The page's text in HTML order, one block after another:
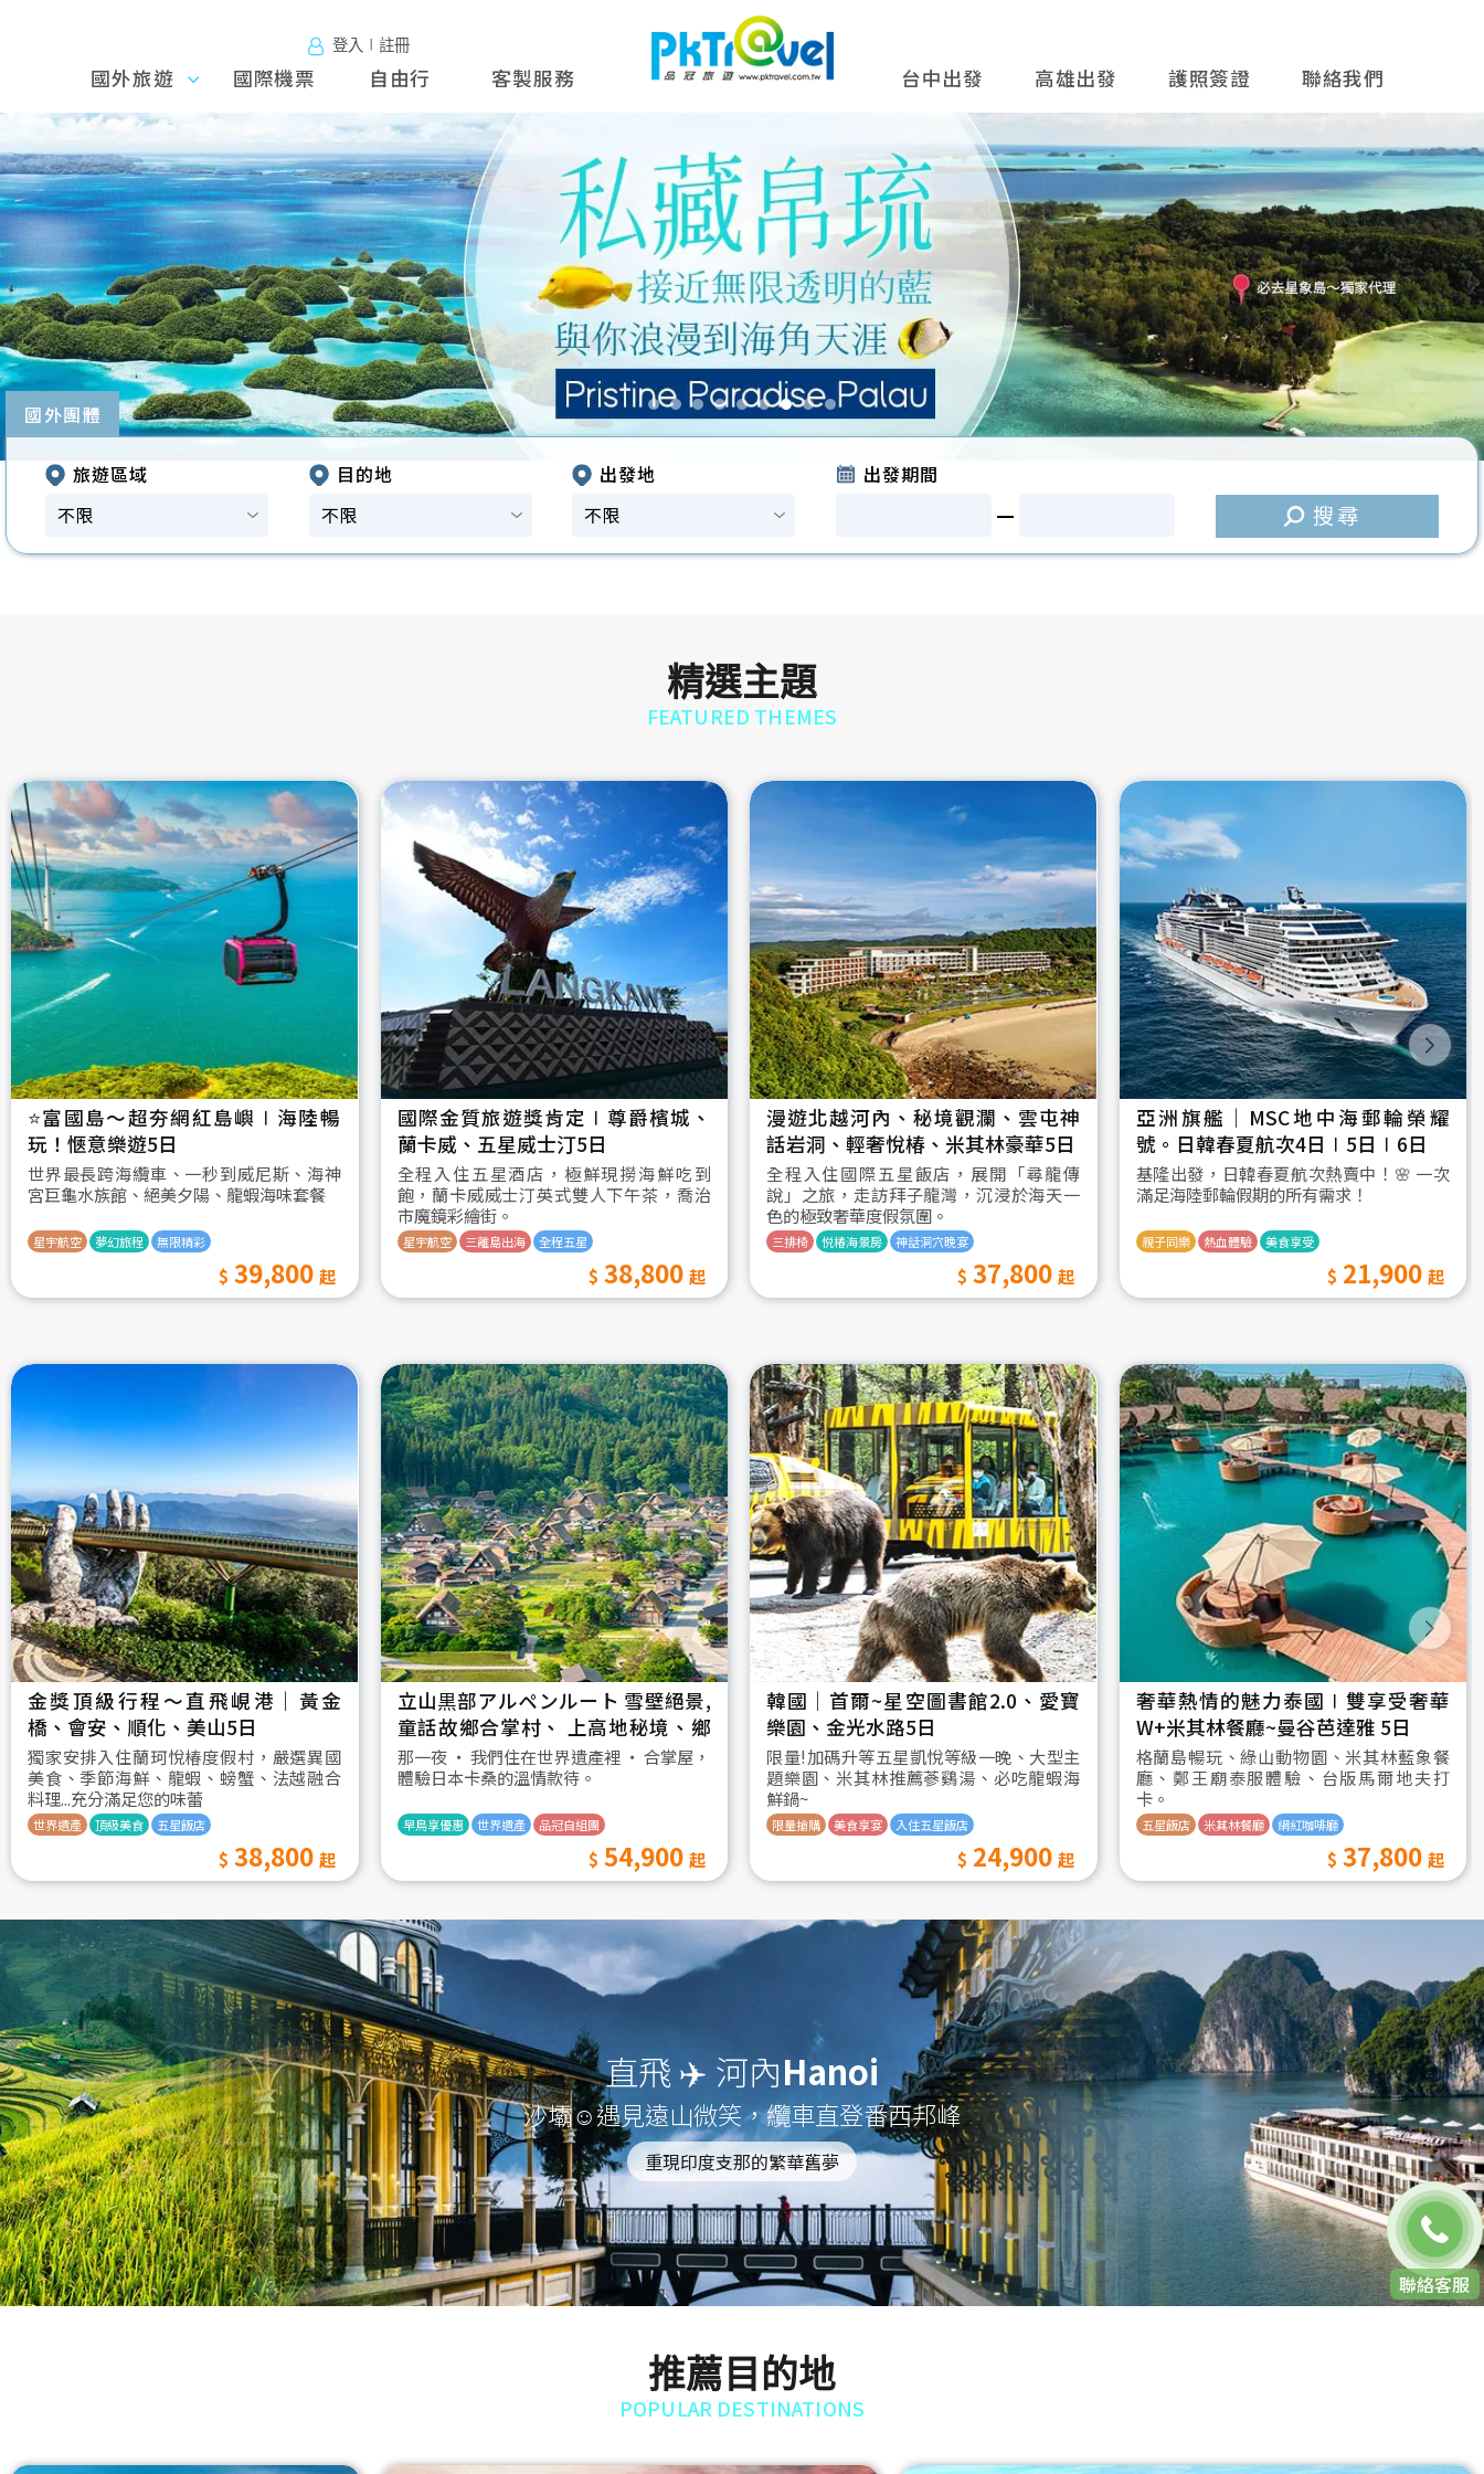
登入∣註冊
國外旅
遊
國外旅遊 國際機票 自由行 客製服務 台中出發 高雄出發 護照簽證 聯絡我們
往前 往後
國外團體
旅遊區域 目的地 出發地 出發期間
精選主題
FEATURED THEMES
⭐️富國島～超夯網紅島嶼∣海陸暢
玩！愜意樂遊5日
世界最長跨海纜車、一秒到威尼斯、海神
宮巨龜水族館、絕美夕陽、龍蝦海味套餐
星宇航空 夢幻旅程 無限精彩
39,800
國際金質旅遊獎肯定∣尊爵檳城、
蘭卡威、五星威士汀5日
全程入住五星酒店，極鮮現撈海鮮吃到
飽，蘭卡威威士汀英式雙人下午茶，喬治
市魔鏡彩繪街。
星宇航空 三離島出海 全程五星
38,800
漫遊北越河內、秘境觀瀾、雲屯神
話岩洞、輕奢悅椿、米其林豪華5日
全程入住國際五星飯店，展開「尋龍傳
說」之旅，走訪拜子龍灣，沉浸於海天一
色的極致奢華度假氛圍。
三排椅 悦椿海景房 神話洞穴晚宴
37,800
亞洲旗艦｜MSC地中海郵輪榮耀
號。日韓春夏航次4日∣5日∣6日
基隆出發，日韓春夏航次熱賣中！🌸 一次
滿足海陸郵輪假期的所有需求！
親子同樂 熱血體驗 美食享受
21,900
金獎頂級行程～直飛峴港｜黃金
橋、會安、順化、美山5日
獨家安排入住蘭珂悅椿度假村，嚴選異國
美食、季節海鮮、龍蝦、螃蟹、法越融合
料理...充分滿足您的味蕾
世界遺產 頂級美食 五星飯店
38,800
立山黒部アルペンルート 雪壁絕景,
童話故鄉合掌村、 上高地秘境、鄉
村古街町5日
那一夜 ‧ 我們住在世界遺產裡 ‧ 合掌屋，
體驗日本卡桑的溫情款待。
早鳥享優惠 世界遺產 品冠自組團
54,900
韓國│首爾~星空圖書館2.0、愛寶
樂園、金光水路5日
限量!加碼升等五星凱悅等級一晚、大型主
題樂園、米其林推薦蔘鷄湯、必吃龍蝦海
鮮鍋~
限量搶購 美食享宴 入住五星飯店
24,900
奢華熱情的魅力泰國∣雙享受奢華
W+米其林餐廳~曼谷芭達雅 5日
格蘭島暢玩、綠山動物園、米其林藍象餐
廳、鄭王廟泰服體驗、台版馬爾地夫打
卡。
五星飯店 米其林餐廳 網紅咖啡廳
37,800
直飛 ✈️ 河內Hanoi
沙壩☺遇見遠山微笑，纜車直登番西邦峰
重現印度支那的繁華舊夢
推薦目的地
POPULAR DESTINATIONS
聯絡客服
免費通話